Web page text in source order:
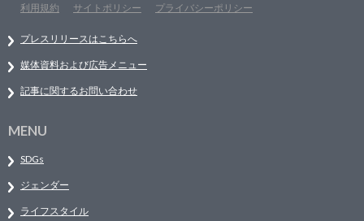
利用規約
サイトポリシー プライバシーポリシー
プレスリリースはこちらへ
媒体資料および広告メニュー
記事に関するお問い合わせ
MENU
SDGs
ジェンダー
ライフスタイル